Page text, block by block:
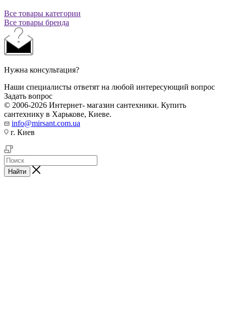
Все товары категории
Все товары бренда
Нужна консультация?
Наши специалисты ответят на любой интересующий вопрос
Задать вопрос
© 2006-2026 Интернет- магазин сантехники. Купить
сантехнику в Харькове, Киеве.
info@mirsant.com.ua
г. Киев
Найти